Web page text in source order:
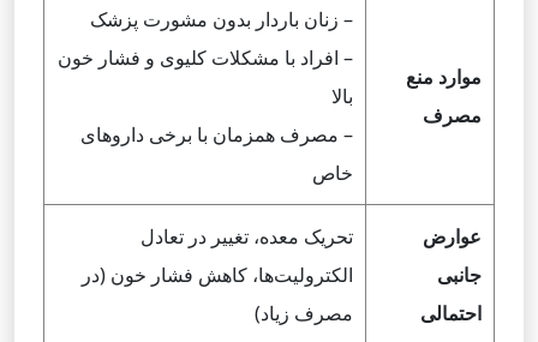
موارد منع
مصرف
– زنان باردار بدون مشورت پزشک
– افراد با مشکلات کلیوی و فشار خون
بالا
– مصرف همزمان با برخی داروهای
خاص
عوارض
جانبی
احتمالی
تحریک معده، تغییر در تعادل
الکترولیت‌ها، کاهش فشار خون (در
مصرف زیاد)